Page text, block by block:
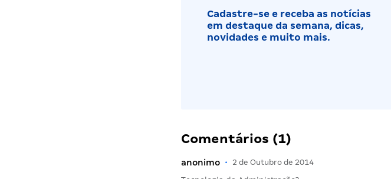
Cadastre-se e receba as notícias
em destaque da semana, dicas,
novidades e muito mais.
Comentários (1)
anonimo • 2 de Outubro de 2014